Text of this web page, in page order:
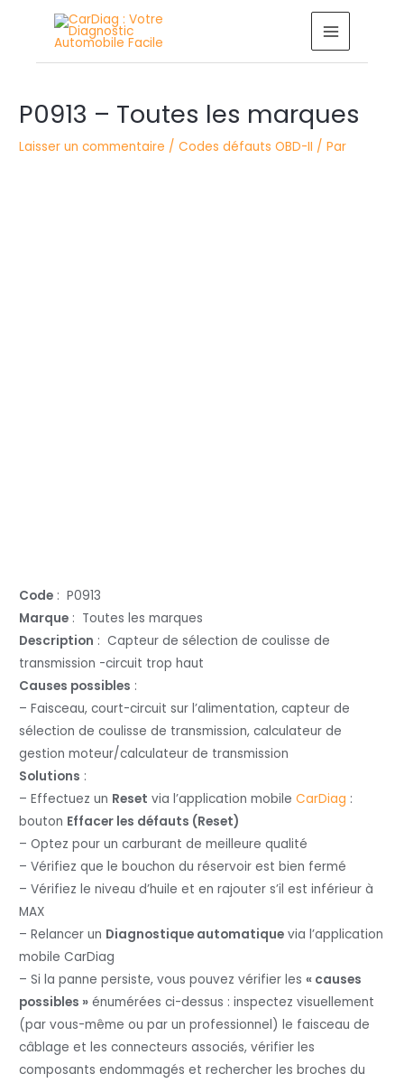
MAIN
MENU
P0913 – Toutes les marques
Laisser un commentaire /Codes défauts OBD-II / Par
Code : P0913
Marque : Toutes les marques
Description : Capteur de sélection de coulisse de
transmission -circuit trop haut
Causes possibles :
– Faisceau, court-circuit sur l’alimentation, capteur de
sélection de coulisse de transmission, calculateur de
gestion moteur/calculateur de transmission
Solutions :
– Effectuez un Reset via l’application mobileCarDiag :
bouton Effacer les défauts (Reset)
– Optez pour un carburant de meilleure qualité
– Vérifiez que le bouchon du réservoir est bien fermé
– Vérifiez le niveau d’huile et en rajouter s’il est inférieur à
MAX
– Relancer un Diagnostique automatique via l’application
mobile CarDiag
– Si la panne persiste, vous pouvez vérifier les« causes
possibles » énumérées ci-dessus : inspectez visuellement
(par vous-même ou par un professionnel) le faisceau de
câblage et les connecteurs associés, vérifier les
composants endommagés et rechercher les broches du
des
articles